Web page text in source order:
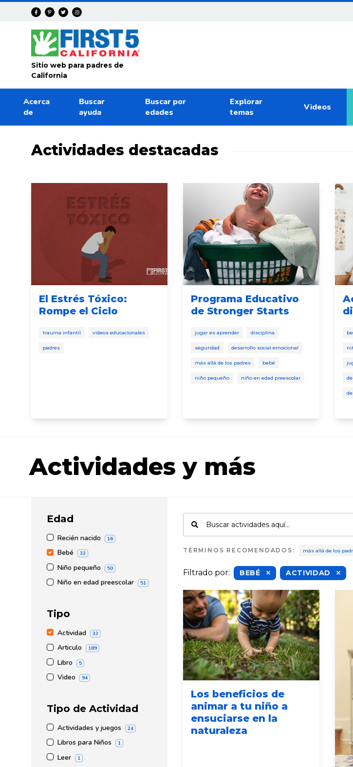
Avanza
Sitio web para padres de
California
Acerca
de
Buscar
ayuda
Buscar por
edades
Explorar
temas
Videos
Actividades destacadas
El Estrés Tóxico:
Rompe el Ciclo
trauma infantil videos educacionales
padres
Programa Educativo
de Stronger Starts
jugar es aprender disciplina
seguridad desarrollo social emocional
más allá de los padres bebé
niño pequeño niño en edad preescolar
Actividades y más
Edad
Recién nacido 16
Bebé 33
Niño pequeño 50
Niño en edad preescolar 51
Tipo
Actividad 33
Articulo 189
Libro 5
Video 94
Tipo de Actividad
Actividades y juegos 24
Libros para Niños 1
Leer 1
TÉRMINOS RECOMENDADOS : más allá de los
Filtrado por: BEBÉ ACTIVIDAD
Los beneficios de
animar a tu niño a
ensuciarse en la
naturaleza